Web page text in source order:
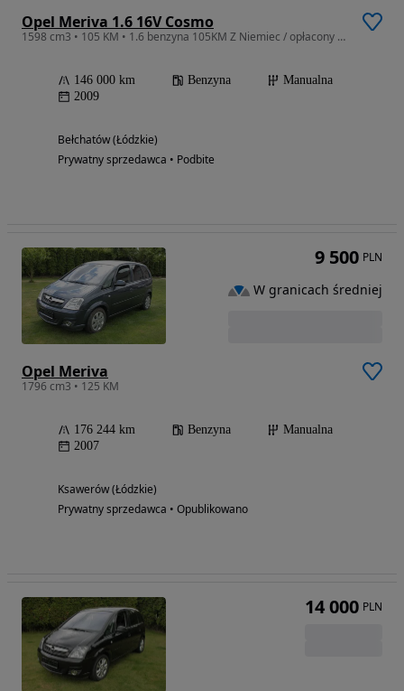
Opel Meriva 1.6 16V Cosmo
1598 cm3 • 105 KM • 1.6 benzyna 105KM Z Niemiec / opłacony tylko 146tKM bogate wyposażenie
146 000 km Benzyna
Manualna
2009
Bełchatów (Łódzkie)
Prywatny sprzedawca • Podbite
Opel Meriva
1796 cm3 • 125 KM
176 244 km Benzyna
Manualna
2007
Ksawerów (Łódzkie)
Prywatny sprzedawca • Opublikowano
9 500 PLN
W granicach średniej
14 000 PLN